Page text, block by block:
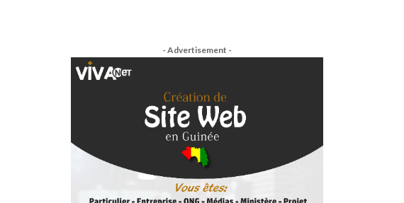
- Advertisement -